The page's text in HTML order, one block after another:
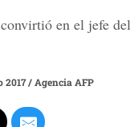
en el jefe
2017/ Agencia AFP